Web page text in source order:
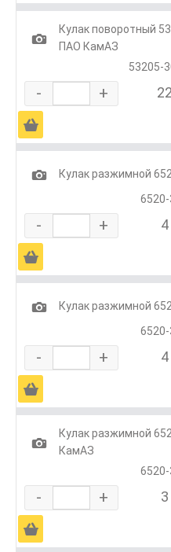
1
Кулак поворотный
ПАО КамАЗ
53205-
- +
Ä
1
Кулак разжимной
6520-
- +
Ä
1
Кулак разжимной
- +
Ä
1
Кулак разжимной
КамАЗ
6520-
- +
Ä